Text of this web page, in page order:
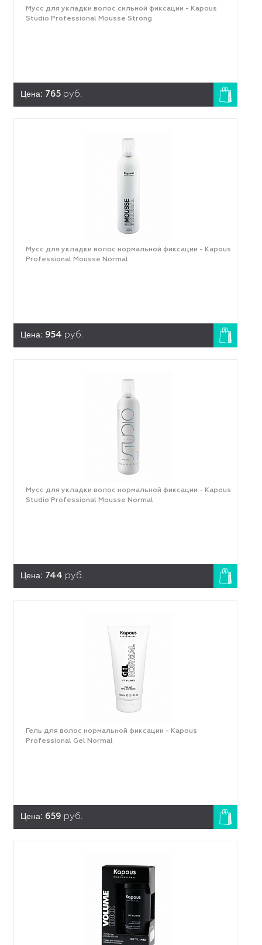
Мусс для укладки волос сильной фиксации - Kapous
Studio Professional Mousse Strong
Цена: 765 руб.
Мусс для укладки волос нормальной фиксации - Kapous
Professional Mousse Normal
Цена: 954 руб.
Мусс для укладки волос нормальной фиксации - Kapous
Studio Professional Mousse Normal
Цена: 744 руб.
Гель для волос нормальной фиксации - Kapous
Professional Gel Normal
Цена: 659 руб.